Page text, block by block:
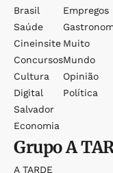
Brasil
Saúde
Cineinsite
Concursos
Cultura
Digital
Salvador
Economia
Empregos
Muito
Mundo
Opinião
Política
GrupoA
A TARDE